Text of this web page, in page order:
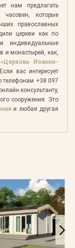
нам предлагать
которые
православных
церкви как по
индивидуальные
и монастырей, как,
«Церковь Иоанно-
вас интересует
телефонам +38 097
консультанту,
сооружения. Это
и любая другая